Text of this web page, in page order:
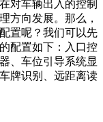
对车辆出入的控制
方向发展。那么，
置呢？我们可以先
配置如下：入口控
、车位引导系统显
牌识别、远距离读